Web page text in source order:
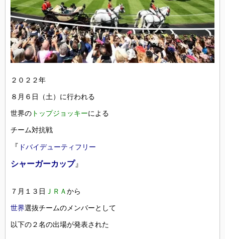
２０２２年
８月６日（土）に行われる
世界の トップジョッキーによる
チーム対抗戦
『 ドバイデューティフリー
シャーガーカップ』
７月１３日 ＪＲＡから
世界選抜チームのメンバーとして
以下の２名の出場が発表された